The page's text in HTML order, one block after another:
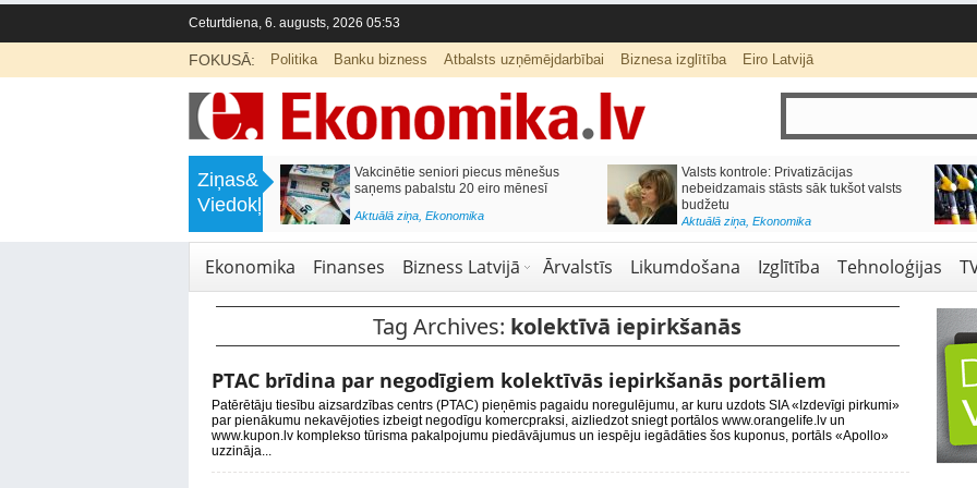
Ceturtdiena, 6. augusts, 2026 05:53
FOKUSĀ: Politika Banku bizness Atbalsts uzņēmējdarbībai Biznesa izglītība Eiro Latvijā
Ziņas&
Viedokļi
Mēneša laikā degvielas cenas
samazinājās par 3,5%
Bizness Latvijā
Rīgas pašvaldības skolās vēl
pieejamas 192 vietas 10. klasēs
Aktuālā ziņa,Izglītība
Kulbergs: valsts budžeta finansējumam
NVO jābūt caurskatāmam
Aktuālā ziņa
Ekonomika Finanses Bizness Latvijā Ārvalstīs Likumdošana Izglītība Tehnoloģijas
Tag Archives: kolektīvā iepirkšanās
PTAC brīdina par negodīgiem kolektīvās iepirkšanās portāliem
Patērētāju tiesību aizsardzības centrs (PTAC) pieņēmis pagaidu noregulējumu, ar kuru uzdots SIA «Izdevīgi pirkumi»
par pienākumu nekavējoties izbeigt negodīgu komercpraksi, aizliedzot sniegt portālos www.orangelife.lv un
www.kupon.lv komplekso tūrisma pakalpojumu piedāvājumus un iespēju iegādāties šos kuponus, portāls «Apollo»
uzzināja...